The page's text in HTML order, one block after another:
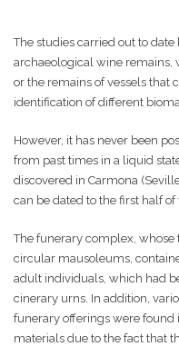
The studies carried out to
archaeological wine remains,
or the remains of vessels that
identification of different
However, it has never been
from past times in a liquid
discovered in Carmona
can be dated to the first half of
The funerary complex,
circular mausoleums,
adult individuals, which had
cinerary urns. In addition,
funerary offerings were found
materials due to the fact that